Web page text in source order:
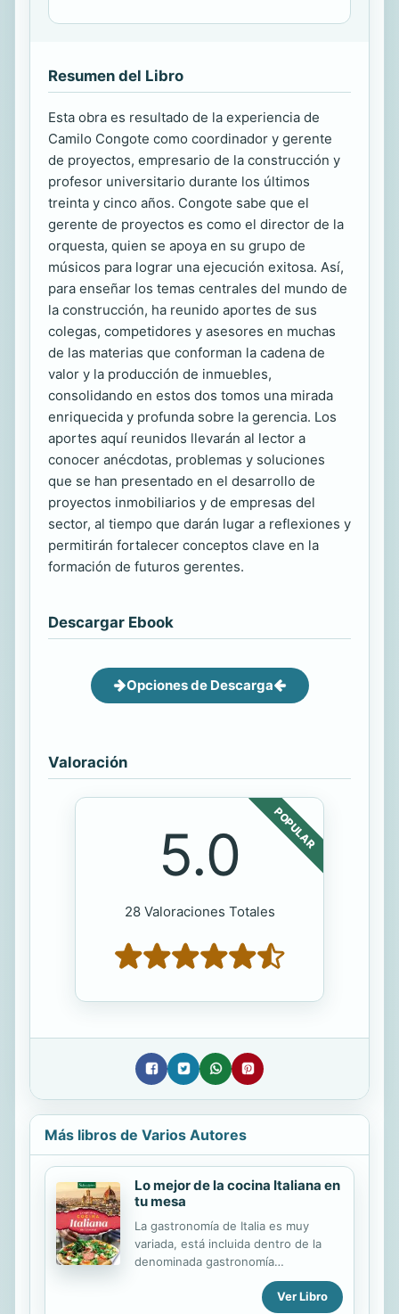
Resumen del Libro
Esta obra es resultado de la experiencia de
Camilo Congote como coordinador y gerente
de proyectos, empresario de la construcción y
profesor universitario durante los últimos
treinta y cinco años. Congote sabe que el
gerente de proyectos es como el director de la
orquesta, quien se apoya en su grupo de
músicos para lograr una ejecución exitosa. Así,
para enseñar los temas centrales del mundo de
la construcción, ha reunido aportes de sus
colegas, competidores y asesores en muchas
de las materias que conforman la cadena de
valor y la producción de inmuebles,
consolidando en estos dos tomos una mirada
enriquecida y profunda sobre la gerencia. Los
aportes aquí reunidos llevarán al lector a
conocer anécdotas, problemas y soluciones
que se han presentado en el desarrollo de
proyectos inmobiliarios y de empresas del
sector, al tiempo que darán lugar a reflexiones y
permitirán fortalecer conceptos clave en la
formación de futuros gerentes.
Descargar Ebook
Opciones de Descarga
Valoración
POPULAR
5.0
28 Valoraciones Totales
Más libros de Varios Autores
Lo mejor de la cocina Italiana en
tu mesa
La gastronomía de Italia es muy
variada, está incluida dentro de la
denominada gastronomía
mediterránea y ha sido declarada
Patrimonio Cultural Inmaterial de la
Ver Libro